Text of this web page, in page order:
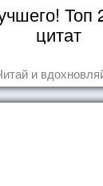
Топ
цитат
и